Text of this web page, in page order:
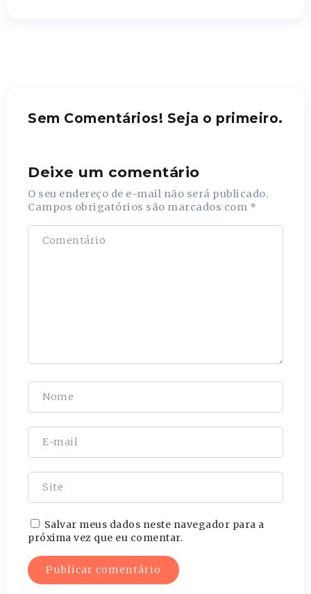
Sem Comentários! Seja o primeiro.
Deixe um comentário
O seu endereço de e-mail não será publicado.
Campos obrigatórios são marcados com *
Salvar meus dados neste navegador para a
próxima vez que eu comentar.